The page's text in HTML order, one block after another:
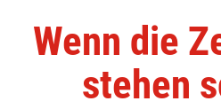
Wenn die
stehen